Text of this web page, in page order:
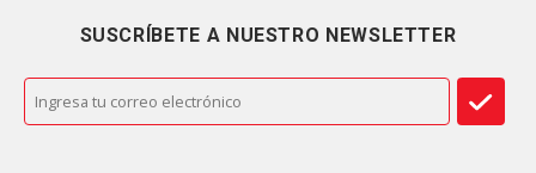
SUSCRÍBETE A NUESTRO NEWSLETTER